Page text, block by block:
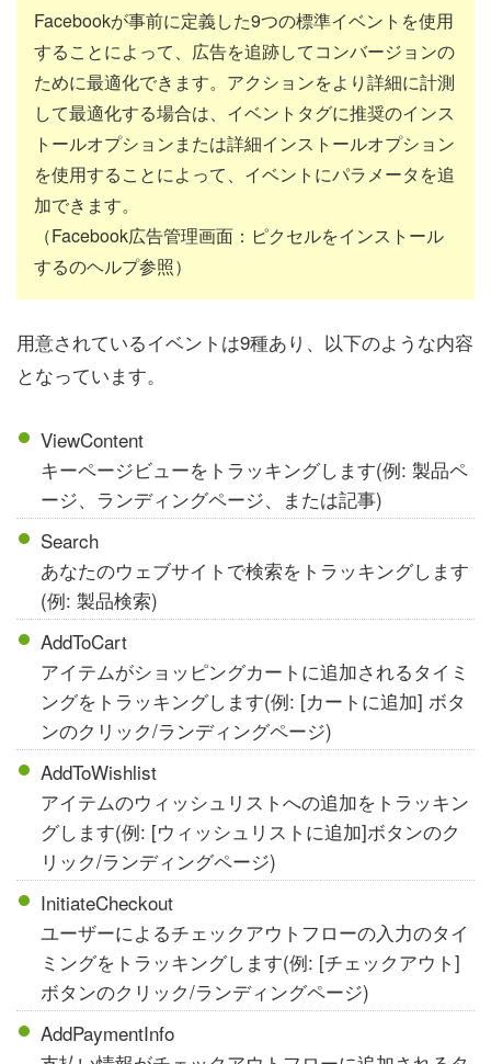
Facebookが事前に定義した9つの標準イベントを使用
することによって、広告を追跡してコンバージョンの
ために最適化できます。アクションをより詳細に計測
して最適化する場合は、イベントタグに推奨のインス
トールオプションまたは詳細インストールオプション
を使用することによって、イベントにパラメータを追
加できます。
（Facebook広告管理画面：ピクセルをインストール
するのヘルプ参照）
用意されているイベントは9種あり、以下のような内容
となっています。
ViewContent
キーページビューをトラッキングします(例: 製品ペ
ージ、ランディングページ、または記事)
Search
あなたのウェブサイトで検索をトラッキングします
(例: 製品検索)
AddToCart
アイテムがショッピングカートに追加されるタイミ
ングをトラッキングします(例: [カートに追加] ボタ
ンのクリック/ランディングページ)
AddToWishlist
アイテムのウィッシュリストへの追加をトラッキン
グします(例: [ウィッシュリストに追加]ボタンのク
リック/ランディングページ)
InitiateCheckout
ユーザーによるチェックアウトフローの入力のタイ
ミングをトラッキングします(例: [チェックアウト]
ボタンのクリック/ランディングページ)
AddPaymentInfo